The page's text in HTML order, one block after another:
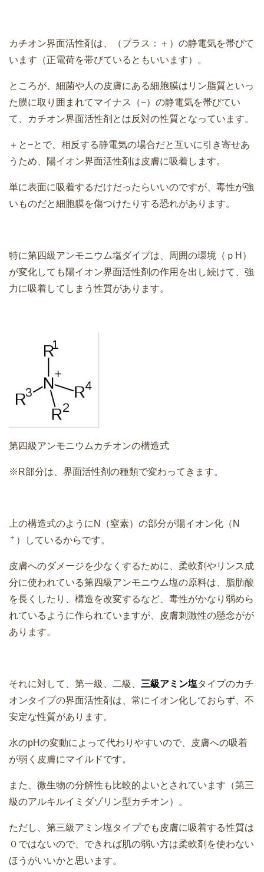
カチオン界面活性剤は、（プラス：＋）の静電気を帯びて
います（正電荷を帯びているともいいます）。
ところが、細菌や人の皮膚にある細胞膜はリン脂質といっ
た膜に取り囲まれてマイナス（−）の静電気を帯びてい
て、カチオン界面活性剤とは反対の性質となっています。
＋と−とで、相反する静電気の場合だと互いに引き寄せあ
うため、陽イオン界面活性剤は皮膚に吸着します。
単に表面に吸着するだけだったらいいのですが、毒性が強
いものだと細胞膜を傷つけたりする恐れがあります。
特に第四級アンモニウム塩ダイプは、周囲の環境（ｐH）
が変化しても陽イオン界面活性剤の作用を出し続けて、強
力に吸着してしまう性質があります。
第四級アンモニウムカチオンの構造式
※R部分は、界面活性剤の種類で変わってきます。
上の構造式のようにN（窒素）の部分が陽イオン化（N
＋ ）しているからです。
皮膚へのダメージを少なくするために、柔軟剤やリンス成
分に使われている第四級アンモニウム塩の原料は、脂肪酸
を長くしたり、構造を改変するなど、毒性がかなり弱めら
れているように作られていますが、皮膚刺激性の懸念がが
あります。
それに対して、第一級、二級、 三級アミン塩タイプのカチ
オンタイプの界面活性剤は、常にイオン化しておらず、不
安定な性質があります。
水のpHの変動によって代わりやすいので、皮膚への吸着
が弱く皮膚にマイルドです。
また、微生物の分解性も比較的よいとされています（第三
級のアルキルイミダゾリン型カチオン）。
ただし、第三級アミン塩タイプでも皮膚に吸着する性質は
０ではないので、できれば肌の弱い方は柔軟剤を使わない
ほうがいいかと思います。